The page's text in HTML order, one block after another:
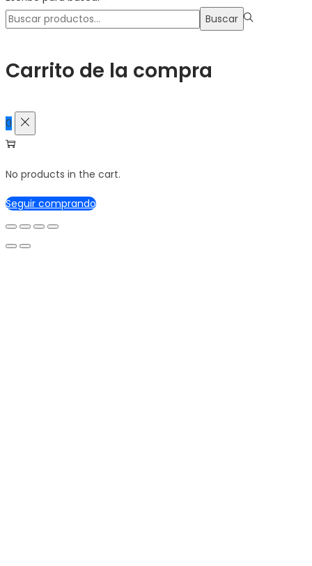
Búsqueda
Buscar
Carrito de la compra
0
No products in the cart.
Seguir comprando